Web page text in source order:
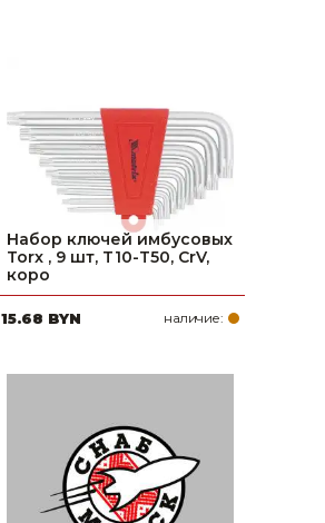
Набор ключей имбусовых
Torx , 9 шт, T10-T50, CrV,
коро
15.68 BYN наличие: